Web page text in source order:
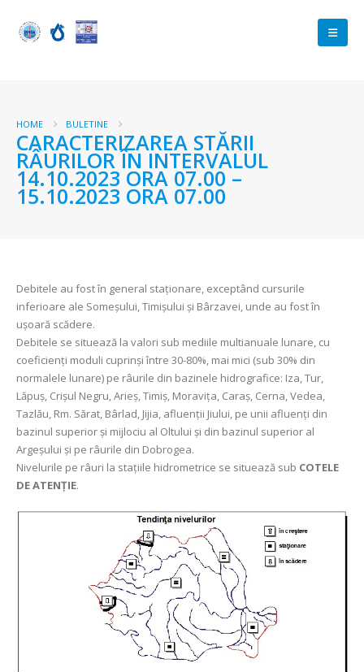
HOME BULETINE
CARACTERIZAREA STĂRII
RÂURILOR ÎN INTERVALUL
14.10.2023 ORA 07.00 –
15.10.2023 ORA 07.00
Debitele au fost în general staționare, exceptând cursurile
inferioare ale Someșului, Timișului și Bârzavei, unde au fost în
uşoară scădere.
Debitele se situează la valori sub mediile multianuale lunare, cu
coeficienți moduli cuprinși între 30-80%, mai mici (sub 30% din
normalele lunare) pe râurile din bazinele hidrografice: Iza, Tur,
Lăpuș, Crișul Negru, Arieș, Timiș, Moravița, Caraș, Cerna, Vedea,
Tazlău, Rm. Sărat, Bârlad, Jijia, afluenții Jiului, pe unii afluenți din
bazinul superior și mijlociu al Oltului și din bazinul superior al
Argeșului și pe râurile din Dobrogea.
Nivelurile pe râuri la stațiile hidrometrice se situează sub COTELE
DE ATENȚIE.